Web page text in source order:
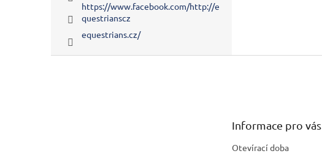
https://www.facebook.com/http://e
questrianscz
equestrians.cz/
Informace pro vás
Otevírací doba